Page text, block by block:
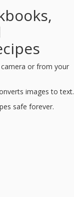
camera or from your
images to text.
safe forever.